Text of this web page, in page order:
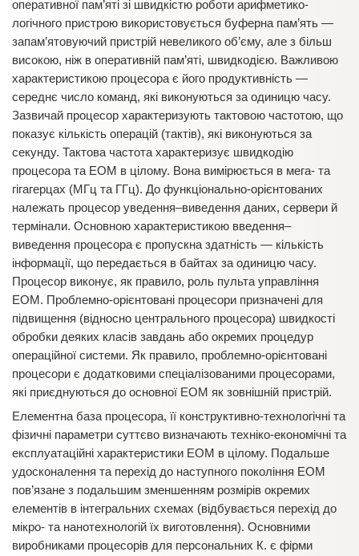
оперативної пам’яті зі швидкістю роботи арифметико-
логічного пристрою використовується буферна пам’ять —
запам’ятовуючий пристрій невеликого об’єму, але з більш
високою, ніж в оперативній пам’яті, швидкодією. Важливою
характеристикою процесора є його продуктивність —
середнє число команд, які виконуються за одиницю часу.
Зазвичай процесор характеризують тактовою частотою, що
показує кількість операцій (тактів), які виконуються за
секунду. Тактова частота характеризує швидкодію
процесора та ЕОМ в цілому. Вона вимірюється в мега- та
гігагерцах (МГц та ГГц). До функціонально-орієнтованих
належать процесор уведення–виведення даних, сервери й
термінали. Основною характеристикою введення–
виведення процесора є пропускна здатність — кількість
інформації, що передається в байтах за одиницю часу.
Процесор виконує, як правило, роль пульта управління
ЕОМ. Проблемно-орієнтовані процесори призначені для
підвищення (відносно центрального процесора) швидкості
обробки деяких класів завдань або окремих процедур
операційної системи. Як правило, проблемно-орієнтовані
процесори є додатковими спеціалізованими процесорами,
які приєднуються до основної ЕОМ як зовнішній пристрій.
Елементна база процесора, її конструктивно-технологічні та
фізичні параметри суттєво визначають техніко-економічні та
експлуатаційні характеристики ЕОМ в цілому. Подальше
удосконалення та перехід до наступного покоління ЕОМ
пов’язане з подальшим зменшенням розмірів окремих
елементів в інтегральних схемах (відбувається перехід до
мікро- та нанотехнологій їх виготовлення). Основними
виробниками процесорів для персональних К. є фірми